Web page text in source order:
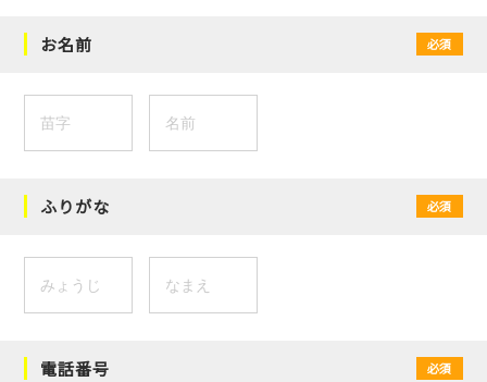
お名前 必須
ふりがな 必須
電話番号 必須